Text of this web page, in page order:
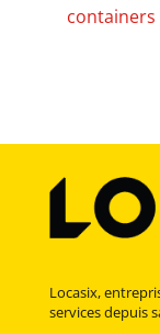
Locasix,
services depuis